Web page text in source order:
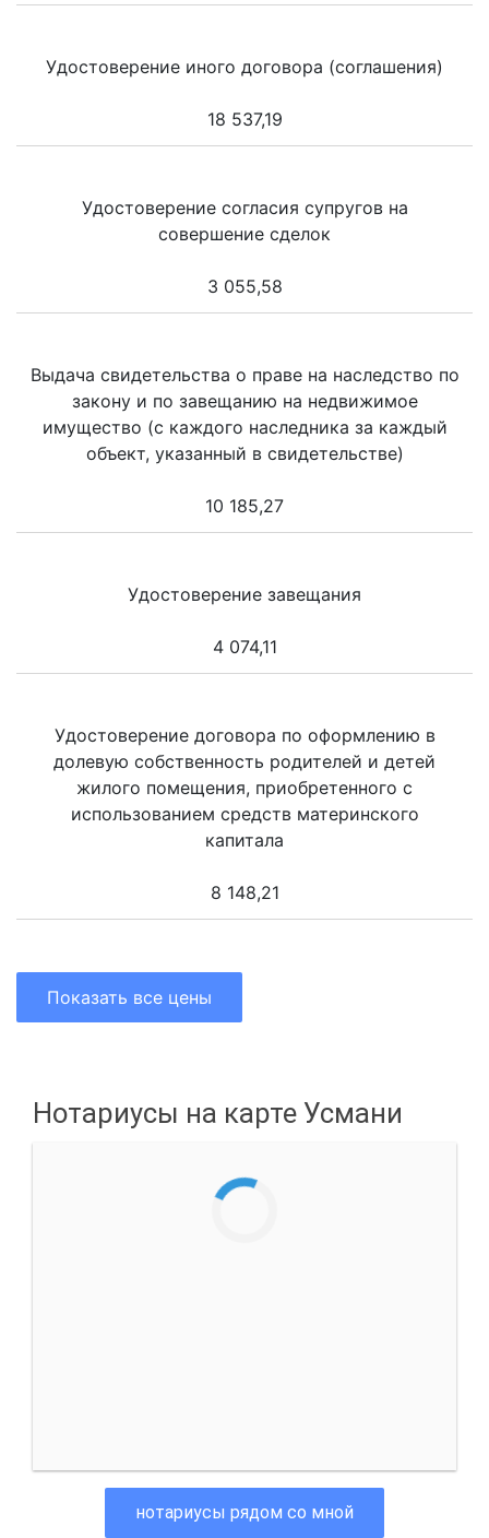
Удостоверение иного договора (соглашения)
18 537,19
Удостоверение согласия супругов на
совершение сделок
3 055,58
Выдача свидетельства о праве на наследство по
закону и по завещанию на недвижимое
имущество (с каждого наследника за каждый
объект, указанный в свидетельстве)
10 185,27
Удостоверение завещания
4 074,11
Удостоверение договора по оформлению в
долевую собственность родителей и детей
жилого помещения, приобретенного с
использованием средств материнского
капитала
8 148,21
Показать все цены
Нотариусы на карте Усмани
нотариусы рядом со мной